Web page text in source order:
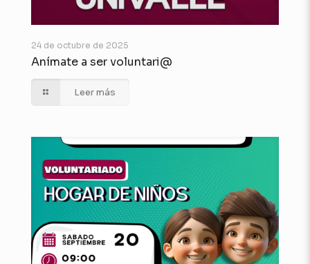
24 de octubre de 2025
Anímate a ser voluntari@
Leer más